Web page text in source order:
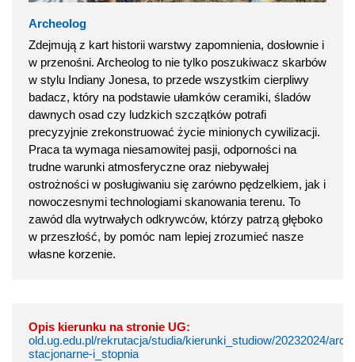
Archeolog
Zdejmują z kart historii warstwy zapomnienia, dosłownie i
w przenośni. Archeolog to nie tylko poszukiwacz skarbów
w stylu Indiany Jonesa, to przede wszystkim cierpliwy
badacz, który na podstawie ułamków ceramiki, śladów
dawnych osad czy ludzkich szczątków potrafi
precyzyjnie zrekonstruować życie minionych cywilizacji.
Praca ta wymaga niesamowitej pasji, odporności na
trudne warunki atmosferyczne oraz niebywałej
ostrożności w posługiwaniu się zarówno pędzelkiem, jak i
nowoczesnymi technologiami skanowania terenu. To
zawód dla wytrwałych odkrywców, którzy patrzą głęboko
w przeszłość, by pomóc nam lepiej zrozumieć nasze
własne korzenie.
Opis kierunku na stronie UG:
old.ug.edu.pl/rekrutacja/studia/kierunki_studiow/20232024/
stacjonarne-i_stopnia